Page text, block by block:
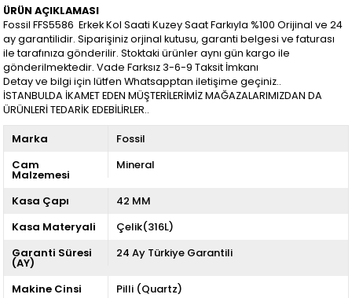
ÜRÜN AÇIKLAMASI
Fossil FFS5586 Erkek Kol Saati Kuzey Saat Farkıyla %100 Orijinal ve 24
ay garantilidir. Siparişiniz orjinal kutusu, garanti belgesi ve faturası
ile tarafınıza gönderilir. Stoktaki ürünler aynı gün kargo ile
gönderilmektedir. Vade Farksız 3-6-9 Taksit İmkanı
Detay ve bilgi için lütfen Whatsapptan iletişime geçiniz..
İSTANBULDA İKAMET EDEN MÜŞTERİLERİMİZ MAĞAZALARIMIZDAN DA
ÜRÜNLERİ TEDARİK EDEBİLİRLER..
Marka
Fossil
Cam
Malzemesi
Mineral
Kasa Çapı
42 MM
Kasa Materyali
Çelik(316L)
Garanti Süresi
(AY)
24 Ay Türkiye Garantili
Makine Cinsi Pilli (Quartz)